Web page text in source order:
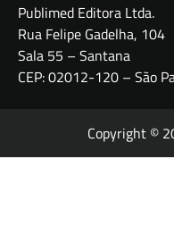
Publimed Editora Ltda.
Rua Felipe Gadelha, 104
Sala 55 – Santana
CEP: 02012-120 – São
Copyright ©